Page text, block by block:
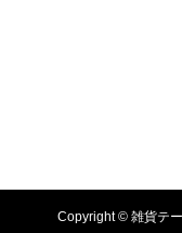
Copyright © 雑貨テ